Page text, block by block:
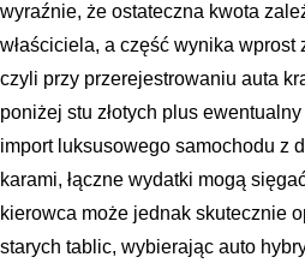
wyraźnie, że ostateczna kwota
właściciela, a część wynika
czyli przy przerejestrowaniu auta
poniżej stu złotych plus
import luksusowego samochodu z
karami, łączne wydatki mogą
kierowca może jednak skutecznie
starych tablic, wybierając auto